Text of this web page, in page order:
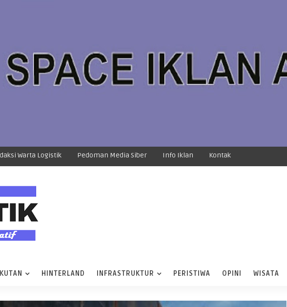
Warta Logistik Pedoman Media Siber Info Iklan Kontak
HINTERLAND INFRASTRUKTUR PERISTIWA OPINI WISATA